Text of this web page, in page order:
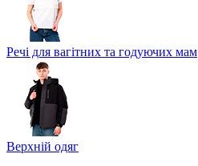
Речі для вагітних та годуючих мам
Верхній одяг